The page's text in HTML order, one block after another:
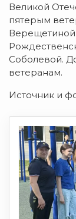
Великой
пятерым
Соболевой.
ветеранам.
Источник и